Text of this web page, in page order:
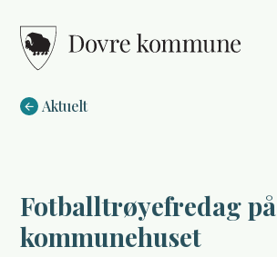
Du er her:
Aktuelt
Fotballtrøyefredag på
kommunehuset